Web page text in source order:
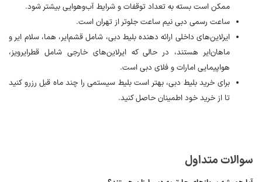
ممکن است بسته به تعداد توقفات و شرایط آب‌وهوایی بیشتر شود.
ساعت رسمی دبی نیم ساعت جلوتر از تهران است.
ایرلاین‌های داخلی ارائه دهنده بلیط دبی، شامل قشم‌ایر، هما، سلام ایر و
ماهان‌ایر هستند، در حالی که ایرلاین‌های خارجی شامل قطرایرویز،
هواپیمایی امارات و فلای دبی است.
برای خرید بلیط دبی، بهتر است بلیط سیستمی را چند ماه قبل رزرو کنید
تا از خرید خود اطمینان حاصل کنید.
سوالات متداول